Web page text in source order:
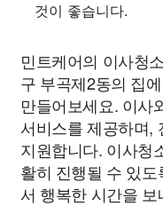
것이 좋습니다.
민트케어의 이사청
구 부곡제2동의 집
만들어보세요. 이사
서비스를 제공하며,
지원합니다. 이사청
활히 진행될 수 있
서 행복한 시간을